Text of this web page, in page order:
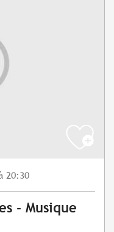
20:30
- Musique